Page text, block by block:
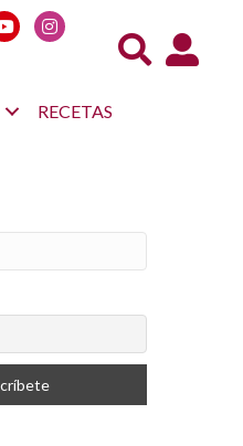
Acceso
RECETAS